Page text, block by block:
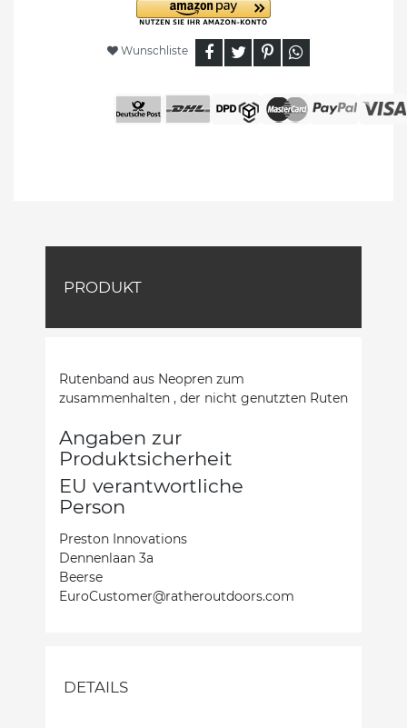
Wunschliste
PRODUKT
Rutenband aus Neopren zum
zusammenhalten , der nicht genutzten Ruten
Angaben zur
Produktsicherheit
EU verantwortliche
Person
Preston Innovations
Dennenlaan 3a
Beerse
EuroCustomer@ratheroutdoors.com
DETAILS